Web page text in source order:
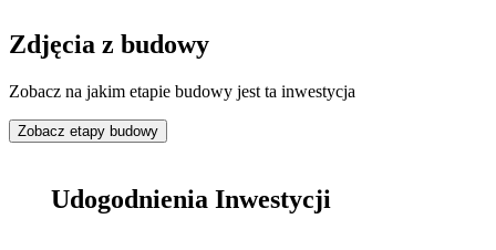
Zdjęcia z budowy
Zobacz na jakim etapie budowy jest ta inwestycja
Zobacz etapy budowy
Udogodnienia Inwestycji